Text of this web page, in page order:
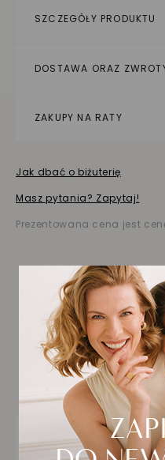
SZCZEGÓŁY PRODUKTU
DOSTAWA ORAZ
ZAKUPY NA RATY
Jak dbać o biżuterię
Masz pytania? Zapytaj!
Prezentowana cena jest
Biżuteria